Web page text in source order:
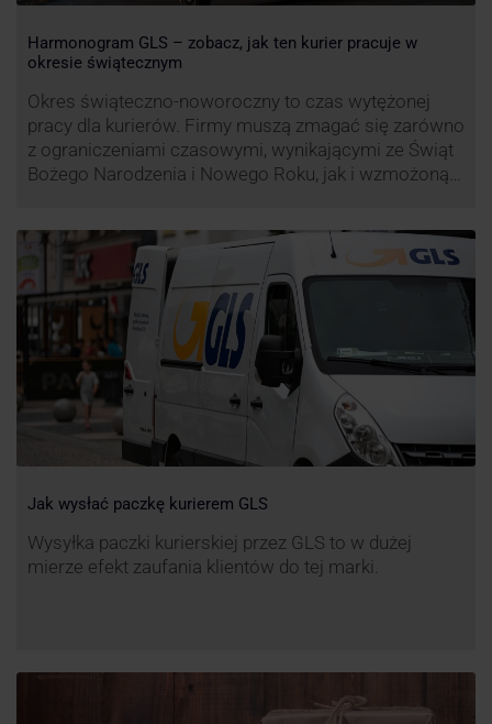
Harmonogram GLS – zobacz, jak ten kurier pracuje w
okresie świątecznym
Okres świąteczno-noworoczny to czas wytężonej
pracy dla kurierów. Firmy muszą zmagać się zarówno
z ograniczeniami czasowymi, wynikającymi ze Świąt
Bożego Narodzenia i Nowego Roku, jak i wzmożoną
firm. Zobacz harmonogram GLS na czas świąteczny!
Jak wysłać paczkę kurierem GLS
Wysyłka paczki kurierskiej przez GLS to w dużej
mierze efekt zaufania klientów do tej marki.